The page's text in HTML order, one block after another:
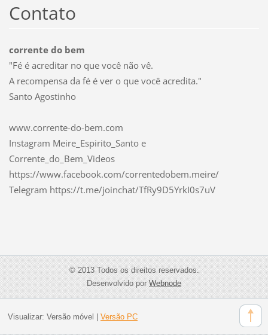
Contato
corrente do bem
"Fé é acreditar no que você não vê.
A recompensa da fé é ver o que você acredita."
Santo Agostinho
www.corrente-do-bem.com
Instagram Meire_Espirito_Santo e
Corrente_do_Bem_Videos
https://www.facebook.com/correntedobem.meire/
Telegram https://t.me/joinchat/TfRy9D5YrkI0s7uV
© 2013 Todos os direitos reservados.
Desenvolvido porWebnode
Visualizar: Versão móvel Versão PC